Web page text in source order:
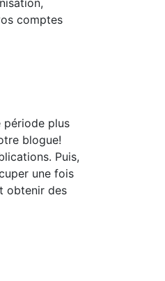
comptes
période plus
blogue!
Puis,
une fois
obtenir des